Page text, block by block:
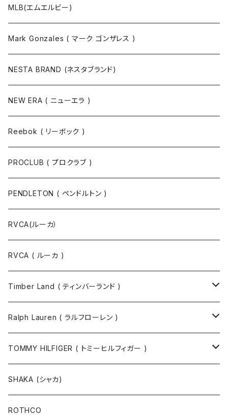
MLB(エムエルビー)
Mark Gonzales ( マーク ゴンザレス )
NESTA BRAND (ネスタブランド)
NEW ERA ( ニューエラ )
Reebok ( リーボック )
PROCLUB ( プロクラブ )
PENDLETON ( ペンドルトン )
RVCA(ルーカ）
RVCA ( ルーカ )
Timber Land ( ティンバーランド )
ソックス
半袖Tシャツ
長袖Tシャツ
キャップ
Ralph Lauren ( ラルフローレン )
シャツ
帽子
ニットキャップ / ビーニー
マフラー / ストール
TOMMY HILFIGER ( トミーヒルフィガー )
ジャケット
SHAKA (シャカ)
ROTHCO